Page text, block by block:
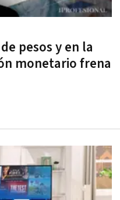
pesos y en la
monetario frena